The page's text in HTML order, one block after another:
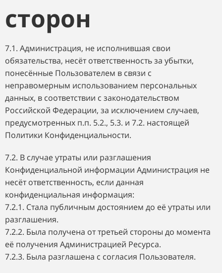
сторон
7.1. Администрация, не исполнившая свои
обязательства, несёт ответственность за убытки,
понесённые Пользователем в связи с
неправомерным использованием персональных
данных, в соответствии с законодательством
Российской Федерации, за исключением случаев,
предусмотренных п.п. 5.2., 5.3. и 7.2. настоящей
Политики Конфиденциальности.
7.2. В случае утраты или разглашения
Конфиденциальной информации Администрация не
несёт ответственность, если данная
конфиденциальная информация:
7.2.1. Стала публичным достоянием до её утраты или
разглашения.
7.2.2. Была получена от третьей стороны до момента
её получения Администрацией Ресурса.
7.2.3. Была разглашена с согласия Пользователя.